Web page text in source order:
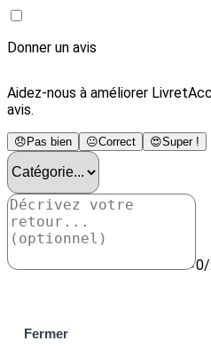
Donner un avis
Aidez-nous à améliorer
avis.
😞 Pas bien 😐Correct 😍Super !
Fermer